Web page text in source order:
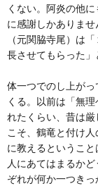
くない。阿炎の他
に感謝しかありま
（元関脇寺尾）は
長させてもらった」
体一つでのし上が
くる。以前は「無
れたくらい、昔は
こそ、鶴竜と付け
に教えるというこ
人にあてはまるか
ぞれが何か一つきっ